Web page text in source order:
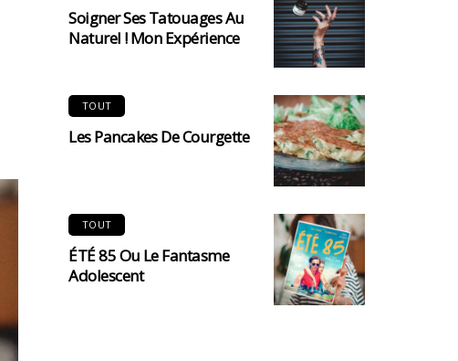
Soigner Ses Tatouages Au
Naturel ! Mon Expérience
TOUT
Les Pancakes De Courgette
TOUT
ÉTÉ 85 Ou Le Fantasme
Adolescent